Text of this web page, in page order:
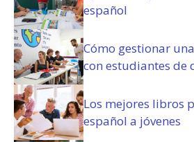
i
g
a
t
o
r
i
o
)
español
Cómo gestionar
con estudiantes de
Los mejores libros
español a jóvenes